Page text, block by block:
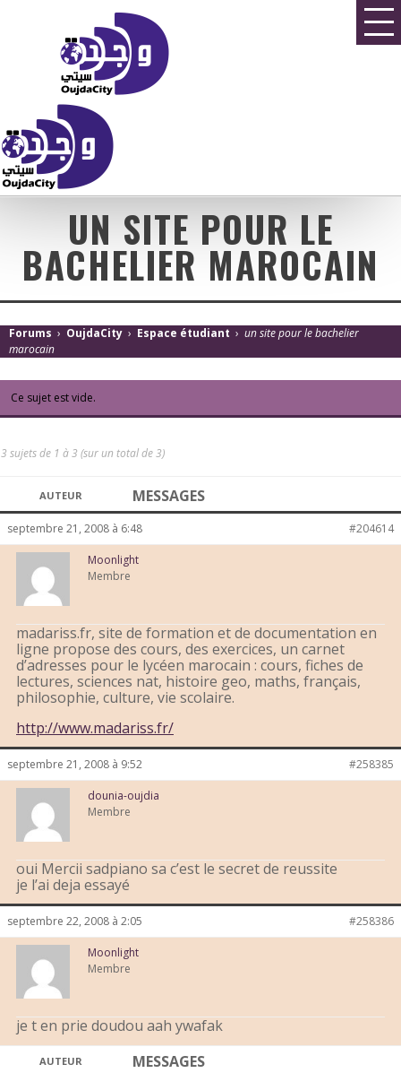
UN SITE POUR LE
BACHELIER MAROCAIN
Forums › OujdaCity › Espace étudiant › un site pour le bachelier
marocain
Ce sujet est vide.
3 sujets de 1 à 3 (sur un total de 3)
AUTEUR MESSAGES
septembre 21, 2008 à 6:48 #204614
Moonlight
Membre
madariss.fr, site de formation et de documentation en
ligne propose des cours, des exercices, un carnet
d’adresses pour le lycéen marocain : cours, fiches de
lectures, sciences nat, histoire geo, maths, français,
philosophie, culture, vie scolaire.
http://www.madariss.fr/
septembre 21, 2008 à 9:52 #258385
dounia-oujdia
Membre
oui Mercii sadpiano sa c’est le secret de reussite
je l’ai deja essayé
septembre 22, 2008 à 2:05 #258386
Moonlight
Membre
je t en prie doudou aah ywafak
AUTEUR MESSAGES